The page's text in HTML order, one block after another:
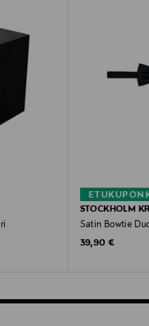
STOCKHOLM
Satin Bowtie
Original Price
39,90 €